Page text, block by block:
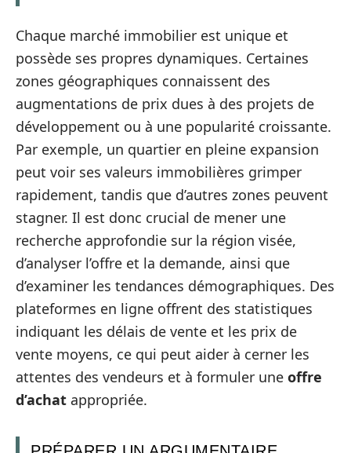
Chaque marché immobilier est unique et
possède ses propres dynamiques. Certaines
zones géographiques connaissent des
augmentations de prix dues à des projets de
développement ou à une popularité croissante.
Par exemple, un quartier en pleine expansion
peut voir ses valeurs immobilières grimper
rapidement, tandis que d’autres zones peuvent
stagner. Il est donc crucial de mener une
recherche approfondie sur la région visée,
d’analyser l’offre et la demande, ainsi que
d’examiner les tendances démographiques. Des
plateformes en ligne offrent des statistiques
indiquant les délais de vente et les prix de
vente moyens, ce qui peut aider à cerner les
attentes des vendeurs et à formuler une offre
d’achat appropriée.